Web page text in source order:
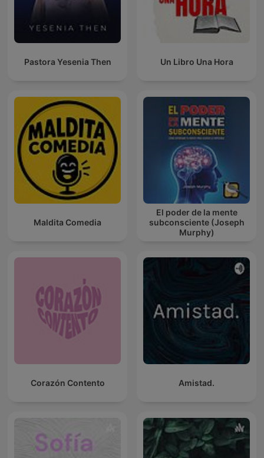
Pastora Yesenia Then Un Libro Una Hora
Maldita Comedia
El poder de la mente
subconsciente (Joseph
Murphy)
Corazón Contento Amistad.